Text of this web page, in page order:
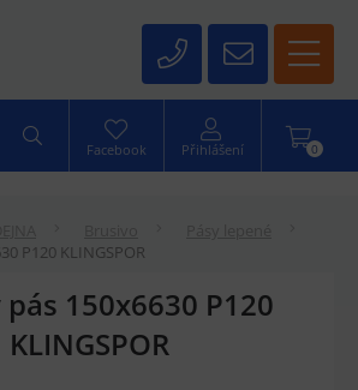
0
Facebook Přihlášení
P120 KLINGSPOR
150x6630 P120
KLINGSPOR